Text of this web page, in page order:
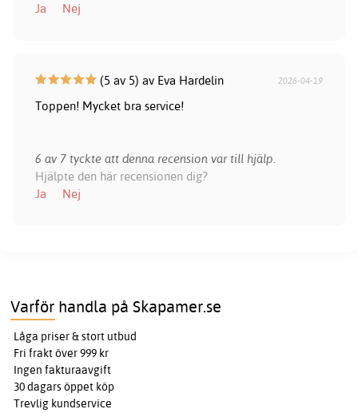
Ja
Nej
(5 av 5) av Eva Hardelin 2026-04-19
Toppen! Mycket bra service!
6 av 7 tyckte att denna recension var till hjälp.
Hjälpte den här recensionen dig?
Ja
Nej
Varför handla på Skapamer.se
Låga priser & stort utbud
Fri frakt över 999 kr
Ingen fakturaavgift
30 dagars öppet köp
Trevlig kundservice